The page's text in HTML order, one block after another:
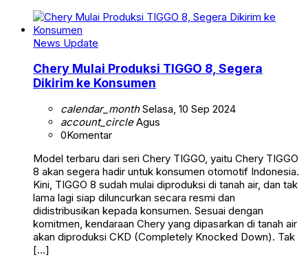
News Update
Chery Mulai Produksi TIGGO 8, Segera
Dikirim ke Konsumen
calendar_monthSelasa, 10 Sep 2024
account_circleAgus
0Komentar
Model terbaru dari seri Chery TIGGO, yaitu Chery TIGGO
8 akan segera hadir untuk konsumen otomotif Indonesia.
Kini, TIGGO 8 sudah mulai diproduksi di tanah air, dan tak
lama lagi siap diluncurkan secara resmi dan
didistribusikan kepada konsumen. Sesuai dengan
komitmen, kendaraan Chery yang dipasarkan di tanah air
akan diproduksi CKD (Completely Knocked Down). Tak
[…]